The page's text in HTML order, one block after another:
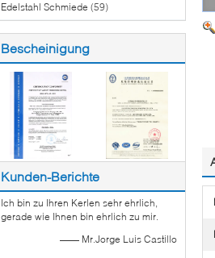
Edelstahl Schmiede (59)
Bescheinigung
Kunden-Berichte
Ich bin zu Ihren Kerlen sehr ehrlich,
gerade wie Ihnen bin ehrlich zu mir.
—— Mr.Jorge Luis Castillo